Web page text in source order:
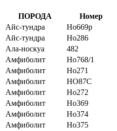
ПОРОДА Номер
Айс-тундра
Но669р
Айс-тундра
Но286
Ала-носкуа
482
Амфиболит
Но768/1
Амфиболит
Но271
Амфиболит
НО87С
Амфиболит
Но272
Амфиболит
Но369
Амфиболит
Но374
Амфиболит
Но375